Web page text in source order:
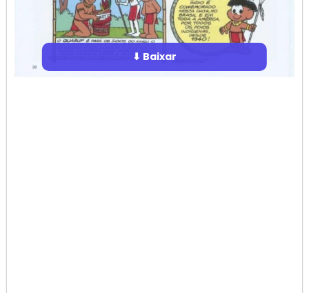
⬇ Baixar